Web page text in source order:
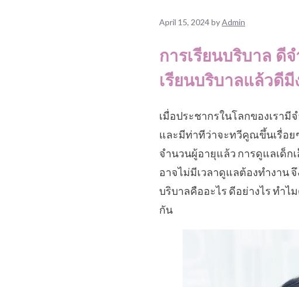
April 15, 2024byAdmin
การเรียนบริบาล ดี
เรียนบริบาลแล้วดี
เมื่อประชากรในโลกของเรา
และมีท่าทีว่าจะทวีคูณขึ้นเรื่อย
จำนวนผู้อายุแล้ว การดูแลเด็
อาจไม่มีเวลาดูแลต้องทำงาน
บริบาลคืออะไร ดีอย่างไร ทำไ
กัน